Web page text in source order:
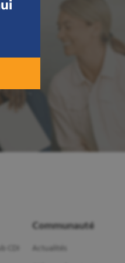
CDI
Communauté
Actualités